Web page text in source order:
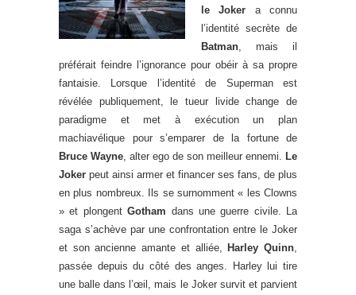
le Joker a connu
l’identité secrète de
Batman , mais il
préférait feindre l’ignorance pour obéir à sa propre
fantaisie. Lorsque l’identité de Superman est
révélée publiquement, le tueur livide change de
paradigme et met à exécution un plan
machiavélique pour s’emparer de la fortune de
Bruce Wayne , alter ego de son meilleur ennemi.
Le
Joker peut ainsi armer et financer ses fans, de plus
en plus nombreux. Ils se surnomment « les Clowns
» et plongentGotham dans une guerre civile. La
saga s’achève par une confrontation entre le Joker
et son ancienne amante et alliée,
Harley Quinn
passée depuis du côté des anges. Harley lui tire
une balle dans l’œil, mais le Joker survit et parvient